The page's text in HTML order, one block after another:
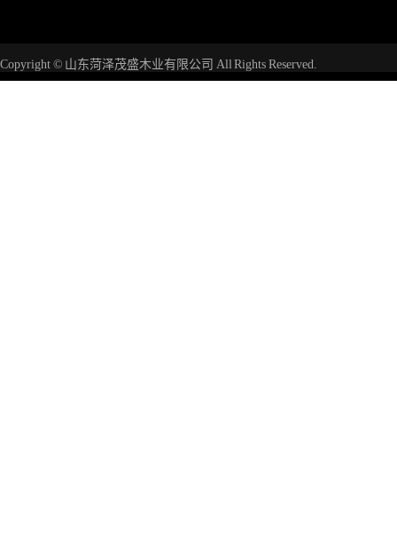
Copyright © 山东菏泽茂盛木业有限公司 All Rights Reserved.